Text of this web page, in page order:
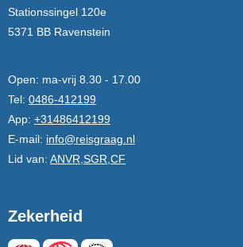
Stationssingel 120e
5371 BB Ravenstein
Open: ma-vrij 8.30 - 17.00
Tel: 0486-412199
App: +31486412199
E-mail: info@reisgraag.nl
Lid van: ANVR,SGR,CF
Zekerheid